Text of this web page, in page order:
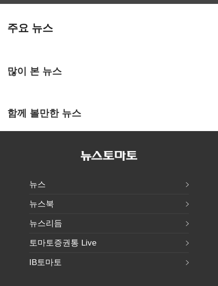
주요 뉴스
많이 본 뉴스
함께 볼만한 뉴스
뉴스
뉴스북
뉴스리듬
토마토증권통 Live
IB토마토